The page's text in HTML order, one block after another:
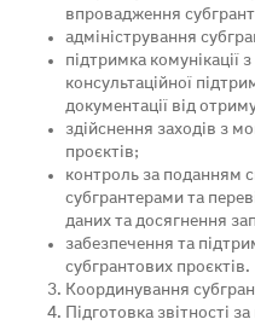
впровадження
адміністрування
підтримка комунікації
консультаційної
документації від
здійснення заходів з
проєктів;
контроль за поданням
субгрантерами та
даних та досягнення
забезпечення та
субгрантових проєктів.
Координування
Підготовка звітності